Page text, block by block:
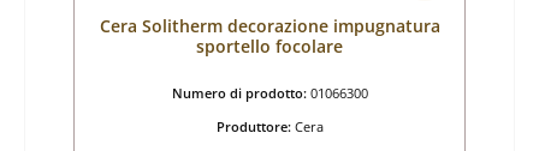
Cera Solitherm decorazione impugnatura
sportello focolare
Numero di prodotto: 01066300
Produttore: Cera